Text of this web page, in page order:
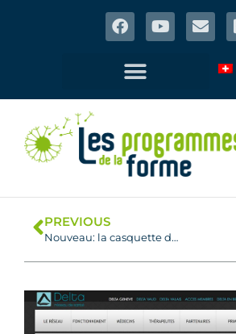
PREVIOUS
Nouveau: la casquette des Programmes de la Forme!